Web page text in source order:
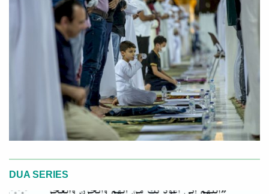
DUA SERIES